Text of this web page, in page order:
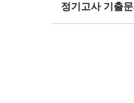
정기고사 기출문